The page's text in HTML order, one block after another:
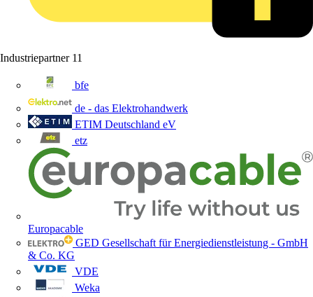
Industriepartner 11
bfe
de - das Elektrohandwerk
ETIM Deutschland eV
etz
Europacable
GED Gesellschaft für Energiedienstleistung - GmbH
& Co. KG
VDE
Weka